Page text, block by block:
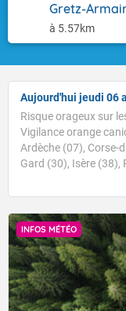
Gretz-
à 5.57km
Aujourd'hui jeudi 06
Risque orageux sur
Vigilance orange
Ardèche (07), Corse-
Gard (30), Isère (38),
INFOS MÉTÉO